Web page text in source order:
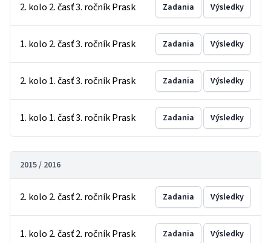
2. kolo 2. časť 3. ročník Prask Zadania Výsledky
1. kolo 2. časť 3. ročník Prask Zadania Výsledky
2. kolo 1. časť 3. ročník Prask Zadania Výsledky
1. kolo 1. časť 3. ročník Prask Zadania Výsledky
2015 / 2016
2. kolo 2. časť 2. ročník Prask Zadania Výsledky
1. kolo 2. časť 2. ročník Prask Zadania Výsledky